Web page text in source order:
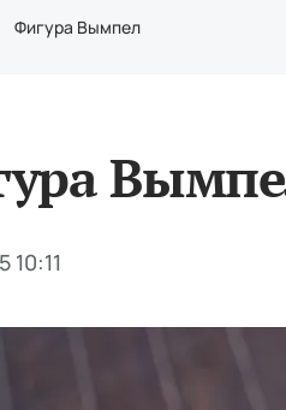
инструменты
5 Веб-терминал
ставки
Фигура Вымпел
10:11